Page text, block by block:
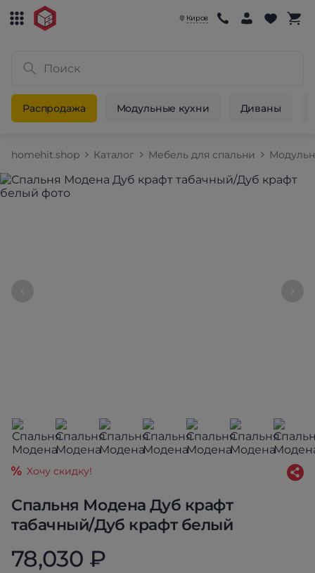
Киров
Распродажа Модульные кухни Диваны
homehit.shop Каталог Мебель для спальни
Спальня Модена Дуб крафт
табачный/Дуб крафт белый
Хочу скидку!
78,030 ₽